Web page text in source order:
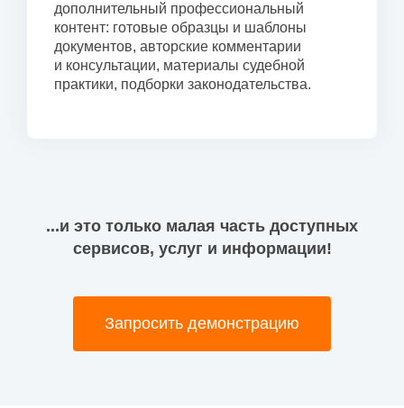
дополнительный профессиональный
контент: готовые образцы и шаблоны
документов, авторские комментарии
и консультации, материалы судебной
практики, подборки законодательства.
...и это только малая часть доступных
сервисов, услуг и информации!
Запросить демонстрацию